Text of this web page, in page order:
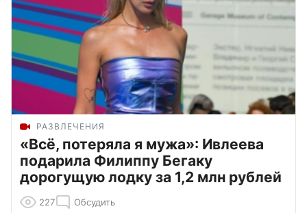
РАЗВЛЕЧЕНИЯ
«Всё, потеряла я мужа»: Ивлеева
подарила Филиппу Бегаку
дорогущую лодку за 1,2 млн рублей
227 Обсудить